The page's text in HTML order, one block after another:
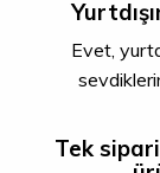
Evet,
Tek